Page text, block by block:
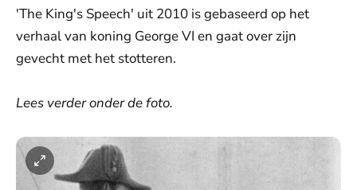
'The King's Speech' uit 2010 is gebaseerd op het
verhaal van koning George VI en gaat over zijn
gevecht met het stotteren.
Lees verder onder de foto.